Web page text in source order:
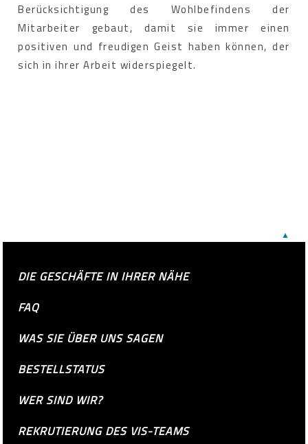
Berücksichtigung des Wohlbefindens der
Mitarbeiter gebaut, damit sie immer einen
positiven und freudigen Geist haben können, der
sich in ihrer Arbeit widerspiegelt.
▲
DIE GESCHÄFTE IN IHRER NÄHE
FAQ
WAS SIE ÜBER UNS SAGEN
BESTELLSTATUS
WER SIND WIR?
REKRUTIERUNG DES VIS-TEAMS